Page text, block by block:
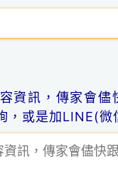
資訊，傳家會
，或是加LINE(微